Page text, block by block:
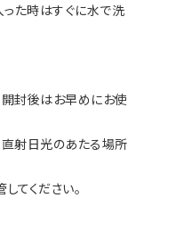
った時はすぐに水で洗
封後はお早めにお使
射日光のあたる場所
てください。